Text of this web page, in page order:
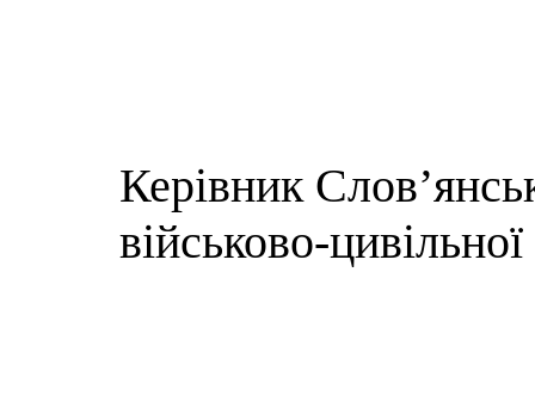
Керівник
військово-